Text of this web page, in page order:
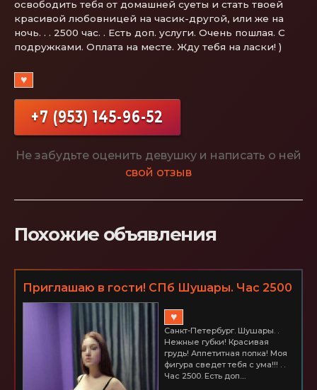
освободить тебя от домашней суеты и стать твоей
красивой любовницей на часик-другой, или же на
ночь. . . 2500 час. . Есть доп. услуги. Очень пошлая. С
подружками. Оплата на месте. Жду тебя на ласки! )
♥
+7 (953) 145-96-52
Не забудьте оценить девушку и написать о ней
свой отзыв
Похожие объявления
Приглашаю в гости! СПб Шушары. Час 2500
♥
Санкт-Петербург. Шушары. .
Нежные губки! Красивая
грудь! Аппетитная попка! Моя
фигура сведет тебя с ума!!! . .
Час 2500. Есть доп....